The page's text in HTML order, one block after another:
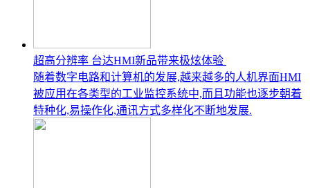
超高分辨率 台达HMI新品带来极炫体验
随着数字电路和计算机的发展,越来越多的人机界面HMI
被应用在各类型的工业监控系统中,而且功能也逐步朝着
特种化,易操作化,通讯方式多样化不断地发展.